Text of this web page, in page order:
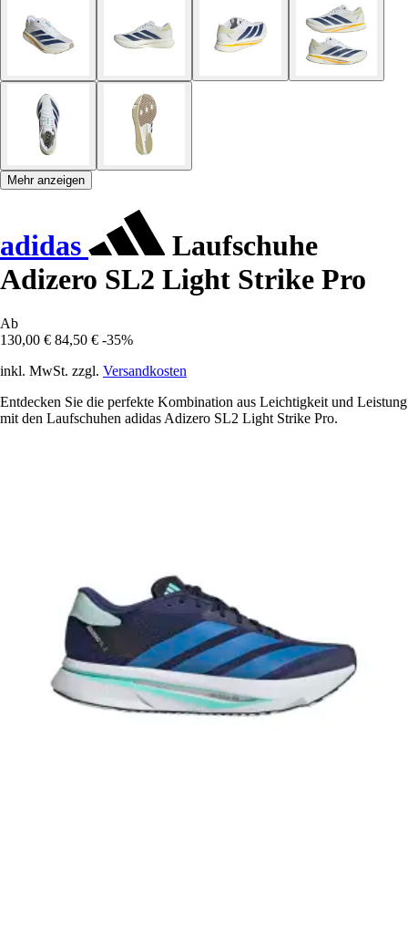
Mehr anzeigen
adidas
Laufschuhe
Adizero SL2 Light Strike Pro
Ab
130,00 € 84,50 € -35%
inkl. MwSt. zzgl. Versandkosten
Entdecken Sie die perfekte Kombination aus Leichtigkeit und Leistung
mit den Laufschuhen adidas Adizero SL2 Light Strike Pro.